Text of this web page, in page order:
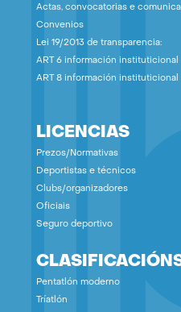
Actas, convocatorias e
Convenios
Lei 19/2013 de transparencia:
ART 6 información instituticional
ART 8 información instituticional
LICENCIAS
Prezos/Normativas
Deportistas e técnicos
Clubs/organizadores
Oficiais
Seguro deportivo
Pentatlón moderno
Tríatlón